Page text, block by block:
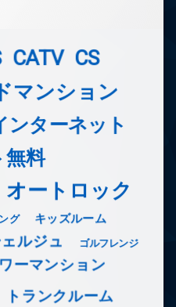
CATV CS
マンション
ンターネット
無料
オートロック
グ キッズルーム
ルジュ ゴルフレンジ
ーマンション
トランクルーム